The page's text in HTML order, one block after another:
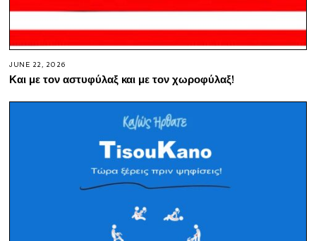
JUNE 22, 2026
Και με τον αστυφύλαξ και με τον χωροφύλαξ!